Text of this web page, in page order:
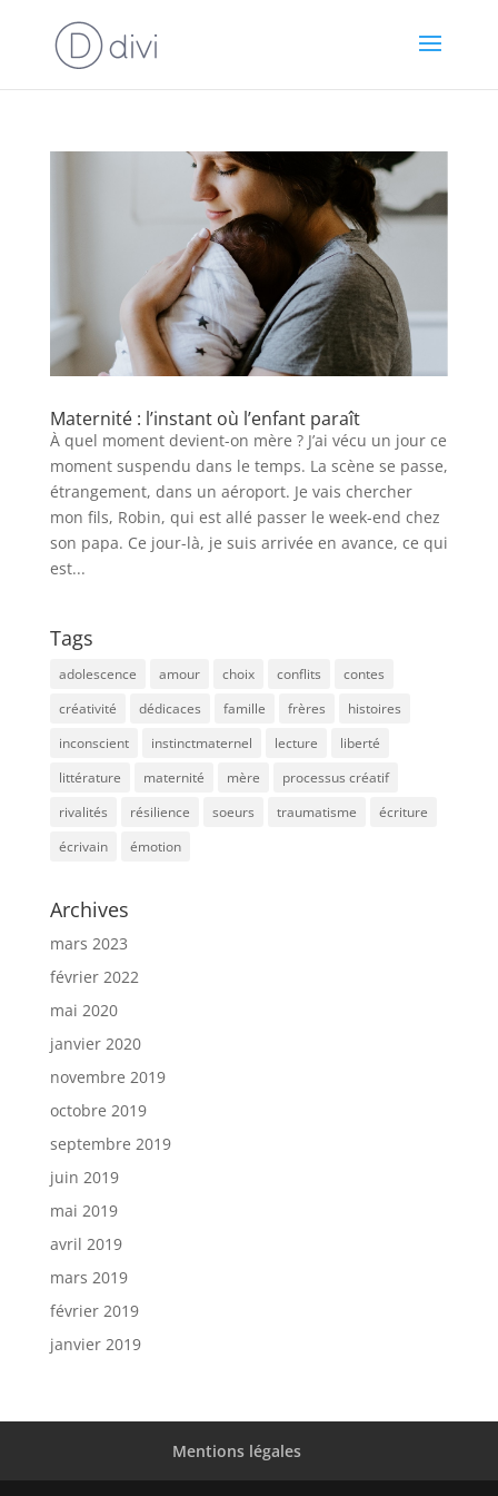
Maternité : l’instant où l’enfant paraît
À quel moment devient-on mère ? J’ai vécu un jour ce
moment suspendu dans le temps. La scène se passe,
étrangement, dans un aéroport. Je vais chercher
mon fils, Robin, qui est allé passer le week-end chez
son papa. Ce jour-là, je suis arrivée en avance, ce qui
est...
Tags
adolescence amour choix conflits
contes
créativité
dédicaces famille frères
histoires
inconscient
instinctmaternel lecture
liberté
littérature
maternité mère
processus créatif
rivalités
résilience soeurs traumatisme
écriture
écrivain
émotion
Archives
mars 2023
février 2022
mai 2020
janvier 2020
novembre 2019
octobre 2019
septembre 2019
juin 2019
mai 2019
avril 2019
mars 2019
février 2019
janvier 2019
Mentions légales